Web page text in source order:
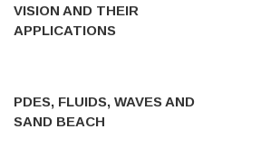
VISION AND THEIR
APPLICATIONS
PDES, FLUIDS, WAVES AND
SAND BEACH